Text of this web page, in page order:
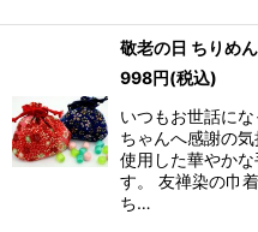
敬老の日 ちりめ
998円(税込)
いつもお世話に
ちゃんへ感謝の
使用した華やか
す。 友禅染の巾
ち…